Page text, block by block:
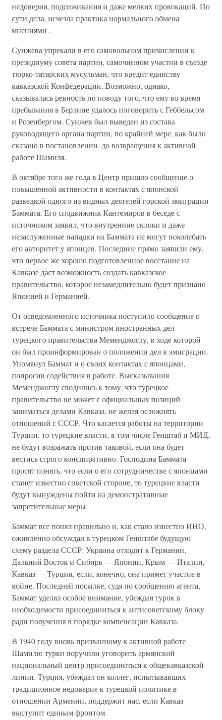
недоверия, подсиживания и даже мелких провокаций. По
сути дела, исчезла практика нормального обмена
мнениями .
Сунжева упрекали в его самовольном причислении к
президиуму совета партии, самочинном участии в съезде
тюрко-татарских мусульман, что вредит единству
кавказской Конфедерации. Возможно, однако,
сказывалась ревность по поводу того, что ему во время
пребывания в Берлине удалось поговорить с Геббельсом
и Розенбергом. Сунжев был выведен из состава
руководящего органа партии, по крайней мере, как было
сказано в постановлении, до возвращения к активной
работе Шамиля.
В октябре того же года в Центр пришло сообщение о
повышенной активности в контактах с японской
разведкой одного из видных деятелей горской эмиграции
Баммата. Его сподвижник Кантемиров в беседе с
источником заявил, что внутренние склоки и даже
незаслуженные нападки на Баммата не могут поколебать
его авторитет у японцев. Последние прямо заявили ему,
что первое же хорошо подготовленное восстание на
Кавказе даст возможность создать кавказское
правительство, которое незамедлительно будет признано
Японией и Германией.
От осведомленного источника поступило сообщение о
встрече Баммата с министром иностранных дел
турецкого правительства Меменджоглу, в ходе которой
он был проинформирован о положении дел в эмиграции.
Упомянул Баммат и о своих контактах с японцами,
попросив содействия в работе. Высказывания
Меменджоглу сводились к тому, что турецкое
правительство не может с официальных позиций
заниматься делами Кавказа, не желая осложнять
отношений с СССР. Что касается работы на территории
Турции, то турецкие власти, в том числе Генштаб и МИД,
не будут возражать против таковой, если она будет
вестись строго конспиративно. Господина Баммата
просят понять, что если о его сотрудничестве с японцами
станет известно советской стороне, то турецкие власти
будут вынуждены пойти на демонстративные
запретительные меры.
Баммат все понял правильно и, как стало известно ИНО,
оживленно обсуждал в турецком Генштабе будущую
схему раздела СССР: Украина отходит к Германии,
Дальний Восток и Сибирь — Японии, Крым — Италии,
Кавказ — Турции, если, конечно, она примет участие в
войне. Последней посылке, судя по сообщению агента,
Баммат уделял особое внимание, убеждая турок в
необходимости присоединиться к антисоветскому блоку
ради получения в порядке компенсации Кавказа.
В 1940 году вновь призванному к активной работе
Шамилю турки поручили уговорить армянский
национальный центр присоединиться к общекавказской
линии. Турция, убеждал он коллег, испытывавших
традиционное недоверие к турецкой политике в
отношении Армении, поддержит нас, если Кавказ
выступит единым фронтом.